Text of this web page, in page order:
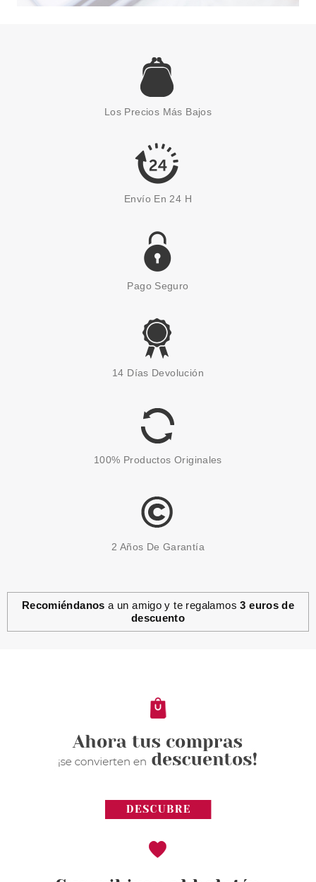
Los Precios Más Bajos
Envío En 24 H
Pago Seguro
14 Días Devolución
100% Productos Originales
2 Años De Garantía
Recomiéndanos a un amigo y te regalamos3 euros de
descuento